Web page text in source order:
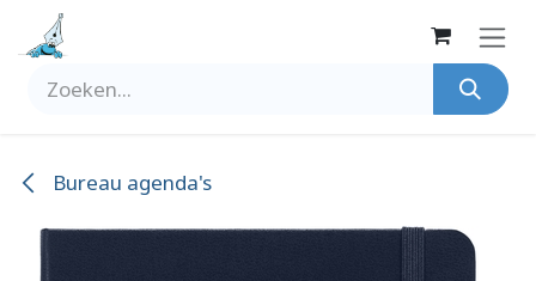
Overslaan naar inhoud
Bureau agenda's